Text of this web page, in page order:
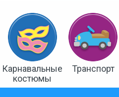
Карнавальные
костюмы
Транспорт